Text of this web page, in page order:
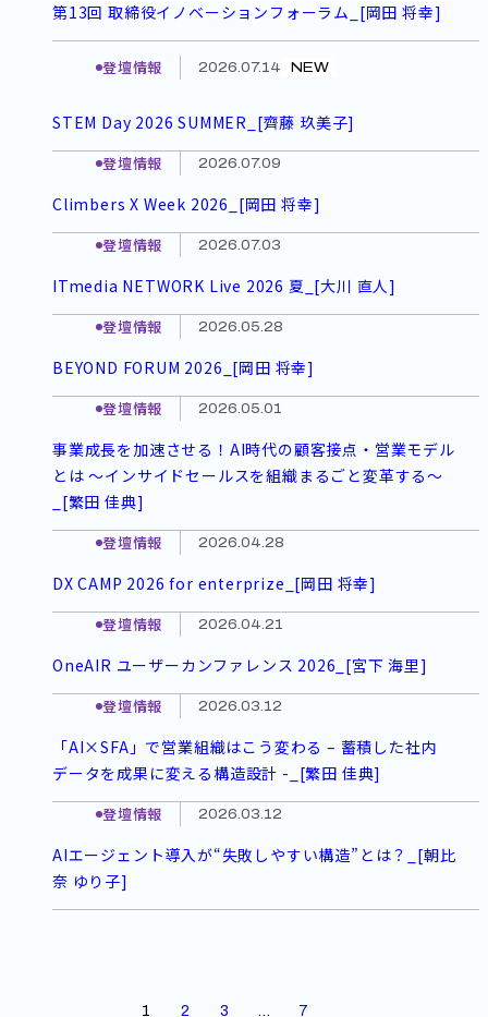
第13回 取締役イノベーションフォーラム_[岡田 将幸]
登壇情報 2026.07.14 NEW
STEM Day 2026 SUMMER_[齊藤 玖美子]
登壇情報 2026.07.09
Climbers X Week 2026_[岡田 将幸]
登壇情報 2026.07.03
ITmedia NETWORK Live 2026 夏_[大川 直人]
登壇情報 2026.05.28
BEYOND FORUM 2026_[岡田 将幸]
登壇情報 2026.05.01
事業成長を加速させる！AI時代の顧客接点・営業モデル
とは ～インサイドセールスを組織まるごと変革する～
_[繁田 佳典]
登壇情報 2026.04.28
DX CAMP 2026 for enterprize_[岡田 将幸]
登壇情報 2026.04.21
OneAIR ユーザーカンファレンス 2026_[宮下 海里]
登壇情報 2026.03.12
「AI×SFA」で営業組織はこう変わる – 蓄積した社内
データを成果に変える構造設計 -_[繁田 佳典]
登壇情報 2026.03.12
AIエージェント導入が“失敗しやすい構造”とは？_[朝比
奈 ゆり子]
1 2 3 … 7